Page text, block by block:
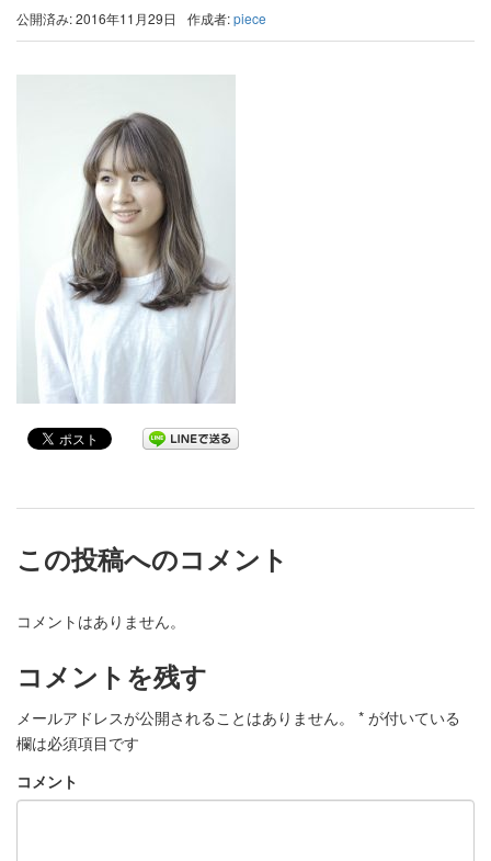
公開済み: 2016年11月29日 作成者:piece
この投稿へのコメント
コメントはありません。
コメントを残す
メールアドレスが公開されることはありません。 * が付いている
欄は必須項目です
コメント